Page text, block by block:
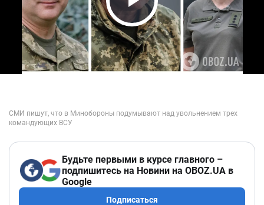
Play Video
Будьте первыми в курсе главного –
подпишитесь на Новини на OBOZ.UA в
Google
Подписаться